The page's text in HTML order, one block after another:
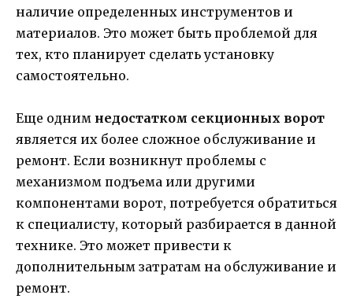
наличие определенных инструментов и
материалов. Это может быть проблемой для
тех, кто планирует сделать установку
самостоятельно.
Еще одним недостатком секционных ворот
является их более сложное обслуживание и
ремонт. Если возникнут проблемы с
механизмом подъема или другими
компонентами ворот, потребуется обратиться
к специалисту, который разбирается в данной
технике. Это может привести к
дополнительным затратам на обслуживание и
ремонт.